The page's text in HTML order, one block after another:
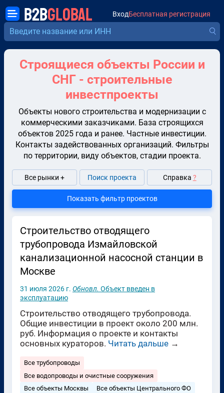
B2BGLOBAL ВходБесплатная регистрация
Строящиеся объекты России и
СНГ - строительные
инвестпроекты
Объекты нового строительства и модернизации с
коммерческими заказчиками. База строящихся
объектов 2025 года и ранее. Частные инвестиции.
Контакты задействованных организаций. Фильтры
по территории, виду объектов, стадии проекта.
Все рынки + Поиск проекта Справка ?
Показать фильтр проектов
Строительство отводящего
трубопровода Измайловской
канализационной насосной станции в
Москве
31 июля 2026 г. Обновл. Объект введен в
эксплуатацию
Строительство отводящего трубопровода.
Общие инвестиции в проект около 200 млн.
руб. Информация о проекте и контакты
основных кураторов. Читать дальше →
Все трубопроводы
Все водопроводы и очистные сооружения
Все объекты Москвы
Все объекты Центрального ФО